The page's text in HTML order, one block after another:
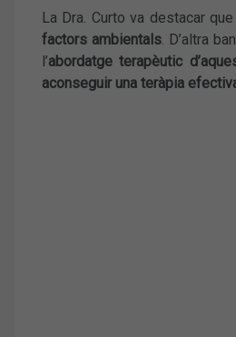
La Dra. Curto va destacar
factors ambientals. D’altra
l’abordatge terapèutic
aconseguir una teràpia